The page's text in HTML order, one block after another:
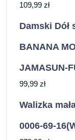
109,99 zł
Damski
BANANA
JAMASUN-
99,99 zł
Walizka
0006-69-